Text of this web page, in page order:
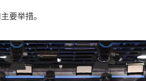
要举措。